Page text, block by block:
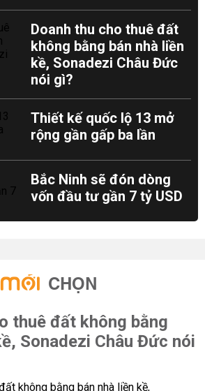
Doanh thu cho thuê đất
không bằng bán nhà liền
kề, Sonadezi Châu Đức
nói gì?
Thiết kế quốc lộ 13 mở
rộng gần gấp ba lần
Bắc Ninh sẽ đón dòng
vốn đầu tư gần 7 tỷ USD
CHỌN
thuê đất không bằng
Sonadezi Châu Đức nói